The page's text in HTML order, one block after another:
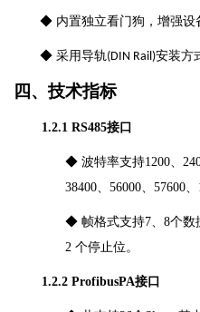
◆ 内置独立看门狗，增强设
◆ 采用导轨 (DIN Rail)安装方
四、技术指标
1.2.1 RS485接口
◆ 波特率支持1200、
38400、56000、57600、
◆ 帧格式支持7、8个数
2 个停止位。
1.2.2 ProfibusPA接口